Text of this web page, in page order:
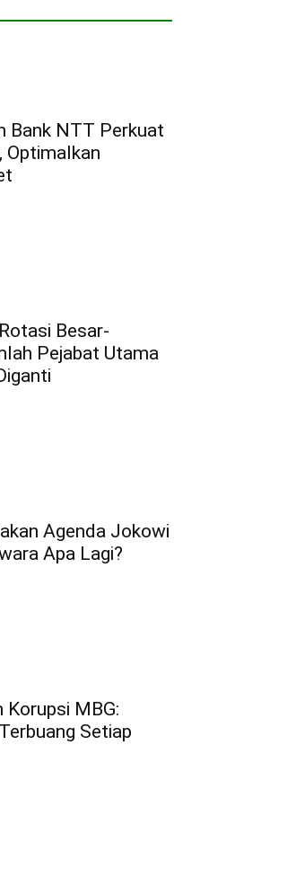
Bank NTT Perkuat
Optimalkan
Besar-
Pejabat Utama
Agenda Jokowi
Apa Lagi?
Korupsi MBG:
Setiap